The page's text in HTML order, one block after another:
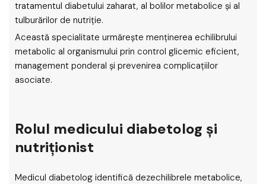
tratamentul diabetului zaharat, al bolilor metabolice și al
tulburărilor de nutriție.
Această specialitate urmărește menținerea echilibrului
metabolic al organismului prin control glicemic eficient,
management ponderal și prevenirea complicațiilor
asociate.
Rolul medicului diabetolog și
nutriționist
Medicul diabetolog identifică dezechilibrele metabolice,